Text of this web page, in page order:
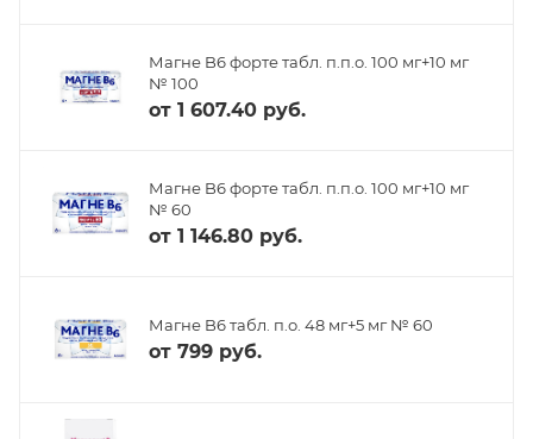
Магне B6 форте табл. п.п.о. 100 мг+10 мг
№ 100
от 1 607.40 руб.
Магне B6 форте табл. п.п.о. 100 мг+10 мг
№ 60
от 1 146.80 руб.
Магне B6 табл. п.о. 48 мг+5 мг № 60
от 799 руб.